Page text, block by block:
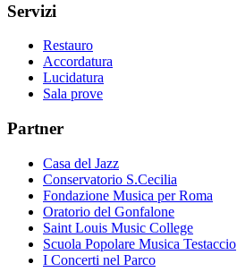
Servizi
Restauro
Accordatura
Lucidatura
Sala prove
Partner
Casa del Jazz
Conservatorio S.Cecilia
Fondazione Musica per Roma
Oratorio del Gonfalone
Saint Louis Music College
Scuola Popolare Musica Testaccio
I Concerti nel Parco